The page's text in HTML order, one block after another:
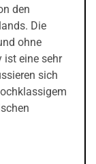
den
Die
ohne
ist eine sehr
sich